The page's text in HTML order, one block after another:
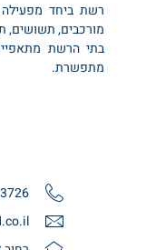
רשת ביחד מפעילה
מורכבים, תשושים,
בתי הרשת
מתפשרת.